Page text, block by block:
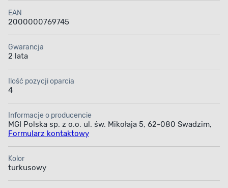
użytkownika, co sprawia, że mebel sprawdza się
odpoczynku na tarasie lub w ogrodzie. Turkusowa
Regulowane oparcie Solidna konstrukcja
EAN
2000000769745
Gwarancja
2 lata
Ilość pozycji oparcia
4
Informacje o producencie
MGI Polska sp. z o.o. ul. św. Mikołaja 5, 62-080 Swadzim,
Formularz kontaktowy
Kolor
turkusowy